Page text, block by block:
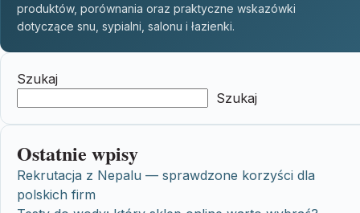
produktów, porównania oraz praktyczne wskazówki
dotyczące snu, sypialni, salonu i łazienki.
Szukaj
Szukaj
Ostatnie wpisy
Rekrutacja z Nepalu — sprawdzone korzyści dla
polskich firm